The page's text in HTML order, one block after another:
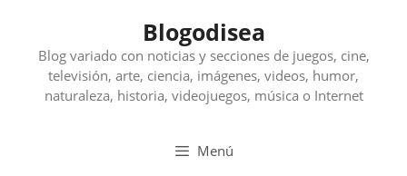
contenido
Blogodisea
Blog variado con noticias y secciones de juegos, cine,
televisión, arte, ciencia, imágenes, videos, humor,
naturaleza, historia, videojuegos, música o Internet
Menú